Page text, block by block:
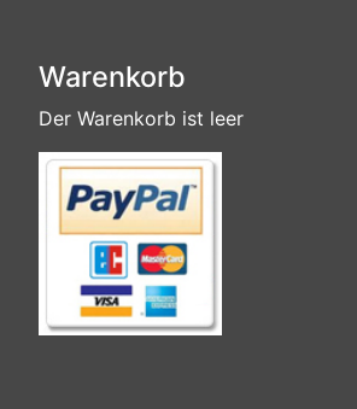
Warenkorb
Der Warenkorb ist leer